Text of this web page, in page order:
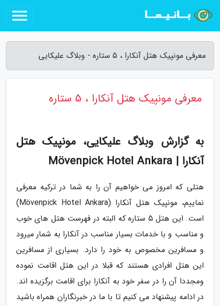
معرفی مونپیک هتل آنکارا ، 5 ستاره - وبلاگ علیکایی
معرفی مونپیک هتل آنکارا ، 5 ستاره
به گزارش وبلاگ علیکایی، مونپیک هتل
آنکارا | Mövenpick Hotel Ankara
هتلی که امروز می خواهیم آن را به شما در ترکیه معرفی
نماییم، مونپیک هتل آنکارا (Mövenpick Hotel Ankara)
است. این هتل 5 ستاره که البته در فهرست هتل های خوب
و مناسب و با خدمات بسیار مناسب در آنکارا به شمار میرود
و مسافرین مخصوص به خود را دارد. بسیاری از مسافرین
این هتل افرادی هستند که قبلا در این هتل اقامت نموده
ومجددا آن را در سفر خود به آنکارا برای اقامت برگزیده اند.
در ادامه پیشنهاد می کنیم تا با ما در خبرنگاران همراه باشید